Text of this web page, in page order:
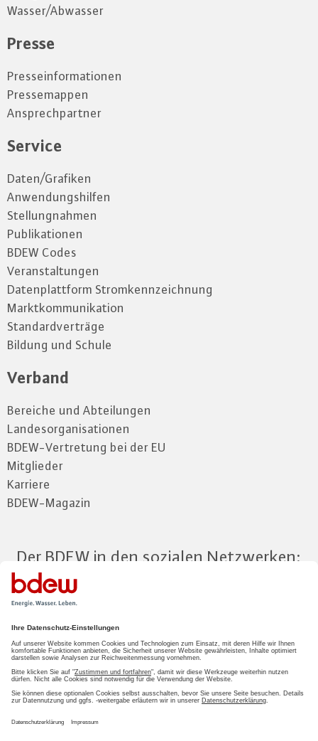
Wasser/Abwasser
Presse
Presseinformationen
Pressemappen
Ansprechpartner
Service
Daten/Grafiken
Anwendungshilfen
Stellungnahmen
Publikationen
BDEW Codes
Veranstaltungen
Datenplattform Stromkennzeichnung
Marktkommunikation
Standardverträge
Bildung und Schule
Verband
Bereiche und Abteilungen
Landesorganisationen
BDEW-Vertretung bei der EU
Mitglieder
Karriere
BDEW-Magazin
Der BDEW in den sozialen Netzwerken:
Zum Mitgliederbereich
LOGIN